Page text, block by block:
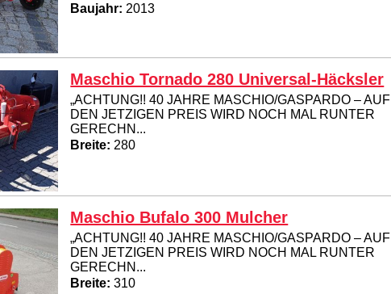
Baujahr: 2013
Maschio Tornado 280 Universal-Häcksler
„ACHTUNG!! 40 JAHRE MASCHIO/GASPARDO – AUF
DEN JETZIGEN PREIS WIRD NOCH MAL RUNTER
GERECHN...
Breite: 280
Maschio Bufalo 300 Mulcher
„ACHTUNG!! 40 JAHRE MASCHIO/GASPARDO – AUF
DEN JETZIGEN PREIS WIRD NOCH MAL RUNTER
GERECHN...
Breite: 310